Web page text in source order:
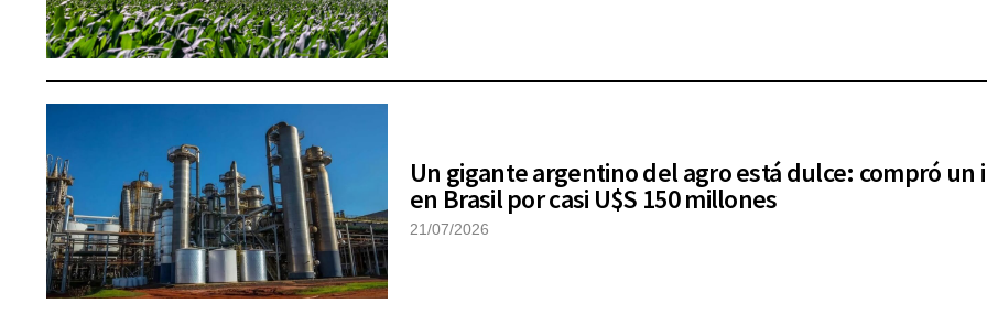
Un gigante argentino del agro está dulce: compró un
en Brasil por casi U$S 150 millones
21/07/2026